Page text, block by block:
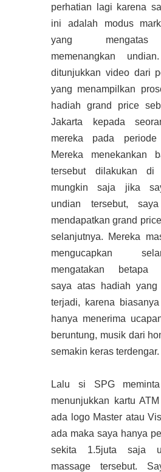
perhatian lagi karena
ini adalah modus
yang mengatas
memenangkan
ditunjukkan video dari
yang menampilkan
hadiah grand price
Jakarta kepada
mereka pada periode
Mereka menekankan
tersebut dilakukan di
mungkin saja jika
undian tersebut,
mendapatkan grand
selanjutnya. Mereka
mengucapkan
mengatakan betapa
saya atas hadiah yang
terjadi, karena
hanya menerima
beruntung, musik dari
semakin keras terdengar.
Lalu si SPG
menunjukkan kartu
ada logo Master atau
ada maka saya hanya
sekita 1.5juta saja
massage tersebut.